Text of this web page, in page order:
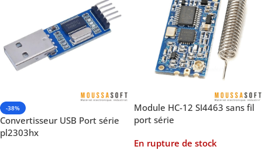
-38%
Convertisseur USB Port série
pl2303hx
Module HC-12 SI4463 sans fil
port série
En rupture de stock